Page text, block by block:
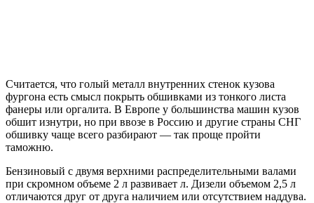
Считается, что голый металл внутренних стенок кузова
фургона есть смысл покрыть обшивками из тонкого листа
фанеры или оргалита. В Европе у большинства машин кузов
обшит изнутри, но при ввозе в Россию и другие страны СНГ
обшивку чаще всего разбирают — так проще пройти
таможню.
Бензиновый с двумя верхними распределительными валами
при скромном объеме 2 л развивает л. Дизели объемом 2,5 л
отличаются друг от друга наличием или отсутствием наддува.